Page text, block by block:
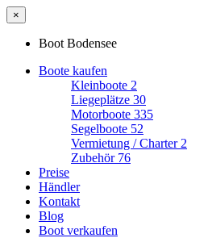
×
Boot Bodensee
Boote kaufen
Kleinboote 2
Liegeplätze 30
Motorboote 335
Segelboote 52
Vermietung / Charter 2
Zubehör 76
Preise
Händler
Kontakt
Blog
Boot verkaufen